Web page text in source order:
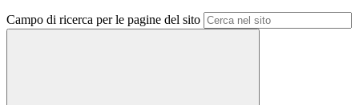
Campo di ricerca per le pagine del sito